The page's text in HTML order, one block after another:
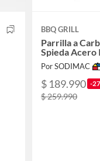
BBQ GRILL
Parrilla a
Spieda Acero
Por SODIMAC
$ 189.990 -
$ 259.990